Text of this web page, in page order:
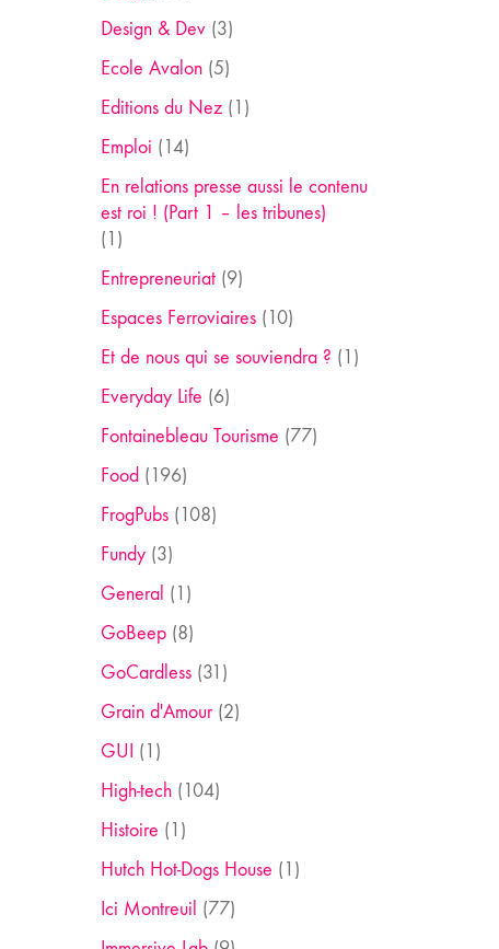
Design & Dev(3)
Ecole Avalon(5)
Editions du Nez(1)
Emploi (14)
En relations presse aussi le contenu
est roi ! (Part 1 – les tribunes)
(1)
Entrepreneuriat(9)
Espaces Ferroviaires(10)
Et de nous qui se souviendra ? (1)
Everyday Life (6)
Fontainebleau Tourisme (77)
Food (196)
FrogPubs(108)
Fundy(3)
General (1)
GoBeep(8)
GoCardless(31)
Grain d'Amour(2)
GUI (1)
High-tech(104)
Histoire (1)
Hutch Hot-Dogs House (1)
Ici Montreuil (77)